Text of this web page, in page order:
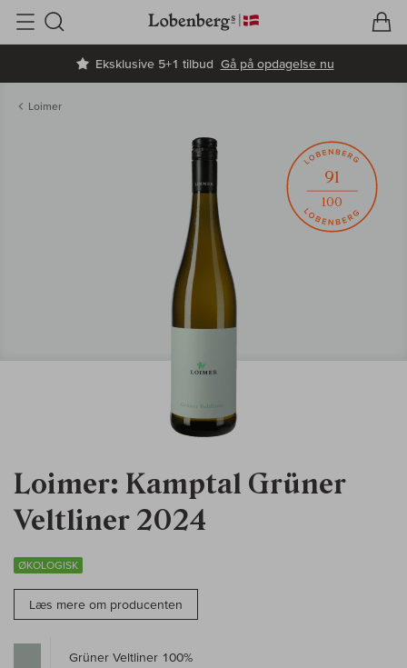
Eksklusive 5+1 tilbud Gå på opdagelse nu
Søg
Loimer
Loimer: Kamptal Grüner
Veltliner 2024
ØKOLOGISK
Læs mere om producenten
91
100
Grüner Veltliner 100%